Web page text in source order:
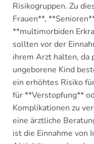
Risikogruppen. Zu
Frauen**,
**multimorbiden
sollten vor der
ihrem Arzt halten, da
ungeborene Kind
ein erhöhtes Risiko
für **Verstopfung**
Komplikationen zu
eine ärztliche
ist die Einnahme von